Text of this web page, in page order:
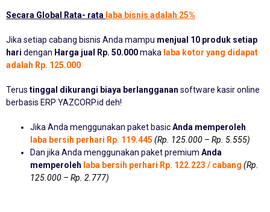
Secara Global Rata- rata laba bisnis adalah 25%
Jika setiap cabang bisnis Anda mampu menjual 10 produk setiap
hari dengan Harga jual Rp. 50.000maka laba kotor yang didapat
adalah Rp. 125.000
Terus tinggal dikurangi biaya berlangganan software kasir online
berbasis ERP YAZCORP.id deh!
Jika Anda menggunakan paket basicAnda memperoleh
laba bersih perhari Rp. 119.445 (Rp. 125.000 – Rp. 5.555)
Dan jika Anda menggunakan paket premium Anda
memperoleh laba bersih perhari Rp. 122.223 / cabang (Rp.
125.000 – Rp. 2.777)